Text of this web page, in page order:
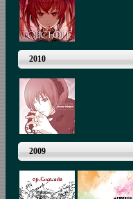
2010
2009